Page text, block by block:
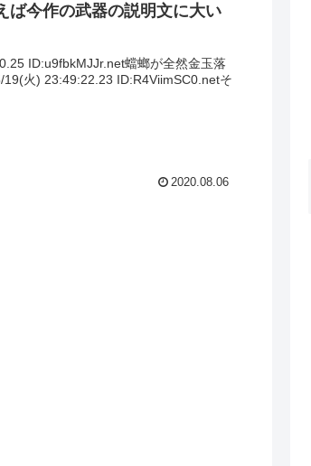
ば今作の武器の説明文に大い
ID:u9fbkMJJr.net蟷螂が全然金玉落
火) 23:49:22.23 ID:R4ViimSC0.netそ
2020.08.06